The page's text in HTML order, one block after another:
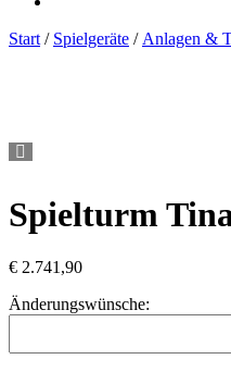
Start / Spielgeräte / Anlagen &
Spielturm
€ 2.741,90
Änderungswünsche: